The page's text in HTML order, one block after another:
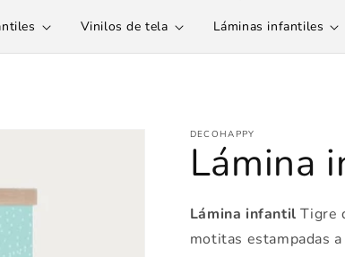
Vinilos de tela Láminas infantiles
DECOHAPPY
Lámina
Lámina infantilTigre
motitas estampadas